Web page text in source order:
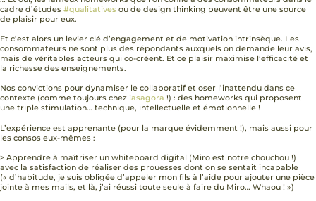
cadre d’études #qualitatives ou de design thinking peuvent être une source
de plaisir pour eux.
Et c’est alors un levier clé d’engagement et de motivation intrinsèque. Les
consommateurs ne sont plus des répondants auxquels on demande leur avis,
mais de véritables acteurs qui co-créent. Et ce plaisir maximise l’efficacité et
la richesse des enseignements.
Nos convictions pour dynamiser le collaboratif et oser l’inattendu dans ce
contexte (comme toujours chez iasagora !) : des homeworks qui proposent
une triple stimulation… technique, intellectuelle et émotionnelle !
L’expérience est apprenante (pour la marque évidemment !), mais aussi pour
les consos eux-mêmes :
> Apprendre à maîtriser un whiteboard digital (Miro est notre chouchou !)
avec la satisfaction de réaliser des prouesses dont on se sentait incapable
(« d’habitude, je suis obligée d’appeler mon fils à l’aide pour ajouter une pièce
jointe à mes mails, et là, j’ai réussi toute seule à faire du Miro… Whaou ! »)